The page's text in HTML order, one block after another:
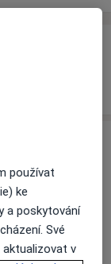
k dispozici
informace o
používat
ke
a poskytování
Své
v